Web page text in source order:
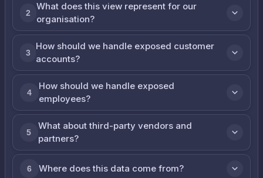
2
What does this view represent for our
organisation?
3
How should we handle exposed customer
accounts?
4
How should we handle exposed
employees?
5
What about third-party vendors and
partners?
6 Where does this data come from?